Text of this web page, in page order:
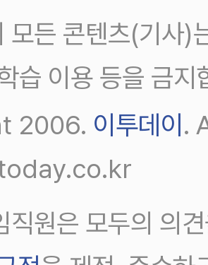
모든 콘텐츠(기사)
습 이용 등을 금지
2006. 이투데이.
직원은 모두의 의